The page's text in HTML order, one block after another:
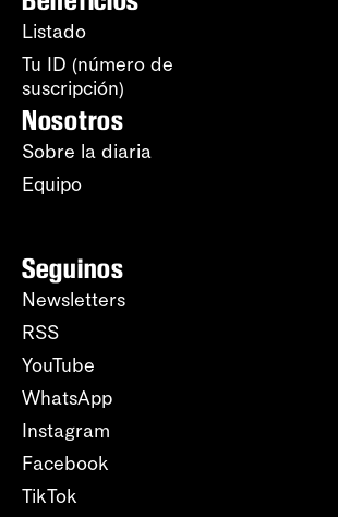
Listado
Tu ID (número de
suscripción)
Nosotros
Sobre la diaria
Equipo
Seguinos
Newsletters
RSS
YouTube
WhatsApp
Instagram
Facebook
TikTok